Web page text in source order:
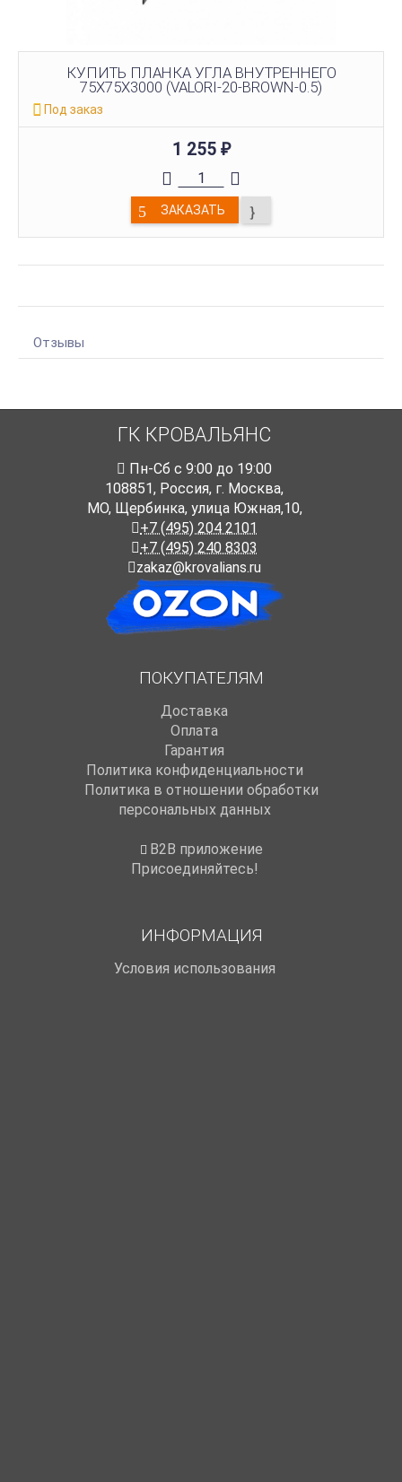
КУПИТЬ ПЛАНКА УГЛА ВНУТРЕННЕГО
75Х75Х3000 (VALORI-20-BROWN-0.5)
Под заказ
1 255 ₽
ЗАКАЗАТЬ
Отзывы
ГК КРОВАЛЬЯНС
Пн-Cб с 9:00 до 19:00
108851, Россия, г. Москва,
МО, Щербинка, улица Южная,10,
+7 (495) 204 2101
+7 (495) 240 8303
zakaz@krovalians.ru
ПОКУПАТЕЛЯМ
Доставка
Оплата
Гарантия
Политика конфиденциальности
Политика в отношении обработки
персональных данных
B2B приложение
Присоединяйтесь!
ИНФОРМАЦИЯ
Условия использования